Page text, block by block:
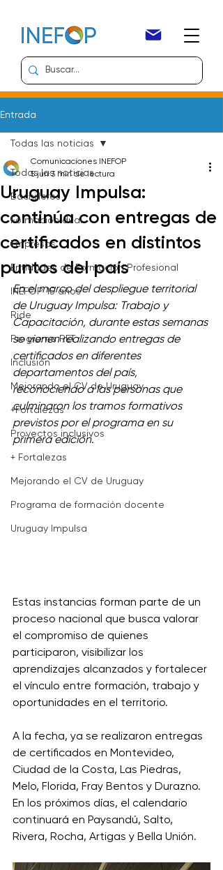
Entrada
Todas las noticias
Bachilleres
Formación dual
Empresas
Entidades de Formación Profesional
INEFOP 15 años
Ride
Programa RET
Inclusión
Mejorando el CV de Uruguay
+Fortalezas
Proyectos inclusivos
+ Fortalezas
Mejorando el CV de Uruguay
Programa de formación docente
Uruguay Impulsa
Todas las noticias
Uruguay Impulsa:
continúa con entregas de
certificados en distintos
puntos del país
Comunicaciones INEFOP
5 jun 3 min de lectura
En el marco del despliegue territorial
de Uruguay Impulsa: Trabajo y
Capacitación, durante estas semanas
se vienen realizando entregas de
certificados en diferentes
departamentos del país,
reconociendo a las personas que
culminaron los tramos formativos
previstos por el programa en su
primera edición.
Estas instancias forman parte de un
proceso nacional que busca valorar
el compromiso de quienes
participaron, visibilizar los
aprendizajes alcanzados y fortalecer
el vínculo entre formación, trabajo y
oportunidades en el territorio.
A la fecha, ya se realizaron entregas
de certificados en Montevideo,
Ciudad de la Costa, Las Piedras,
Melo, Florida, Fray Bentos y Durazno.
En los próximos días, el calendario
continuará en Paysandú, Salto,
Rivera, Rocha, Artigas y Bella Unión.